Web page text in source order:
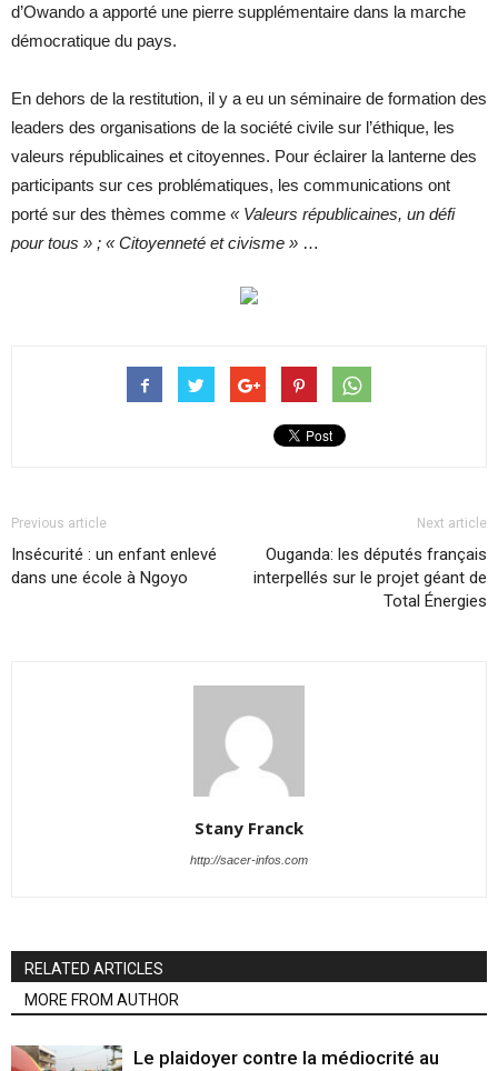
d’Owando a apporté une pierre supplémentaire dans la marche
démocratique du pays.
En dehors de la restitution, il y a eu un séminaire de formation des
leaders des organisations de la société civile sur l’éthique, les
valeurs républicaines et citoyennes. Pour éclairer la lanterne des
participants sur ces problématiques, les communications ont
porté sur des thèmes comme « Valeurs républicaines, un défi
pour tous » ; « Citoyenneté et civisme » …
Previous article
Insécurité : un enfant enlevé
dans une école à Ngoyo
Next article
Ouganda: les députés français
interpellés sur le projet géant de
Total Énergies
Stany Franck
http://sacer-infos.com
RELATED ARTICLES
MORE FROM AUTHOR
Le plaidoyer contre la médiocrité au